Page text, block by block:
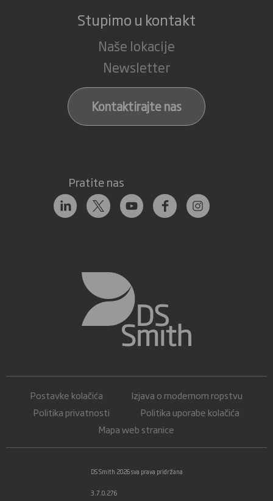
Stupimo u kontakt
Naše lokacije
Newsletter
Kontaktirajte nas
Pratite nas
Postavke kolačića
Izjava o modernom ropstvu
Politika privatnosti
Politika uporabe kolačića
Mapa web stranice
DS Smith 2026 sva prava pridržana
3.7.0.276